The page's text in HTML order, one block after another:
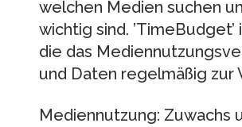
welchen Medien suchen
wichtig sind.
die das
und Daten regelmäßig
Mediennutzung: Zuwachs